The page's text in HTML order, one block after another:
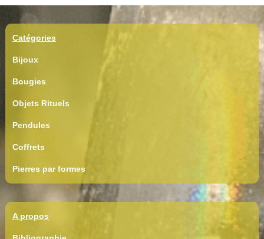
Catégories
Bijoux
Bougies
Objets Rituels
Pendules
Coffrets
Pierres par formes
A propos